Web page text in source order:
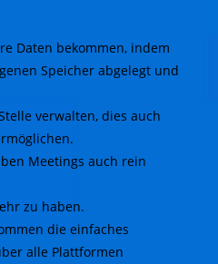
Daten bekommen, indem
Speicher abgelegt und
verwalten, dies auch
Meetings auch rein
zu haben.
die einfaches
alle Plattformen